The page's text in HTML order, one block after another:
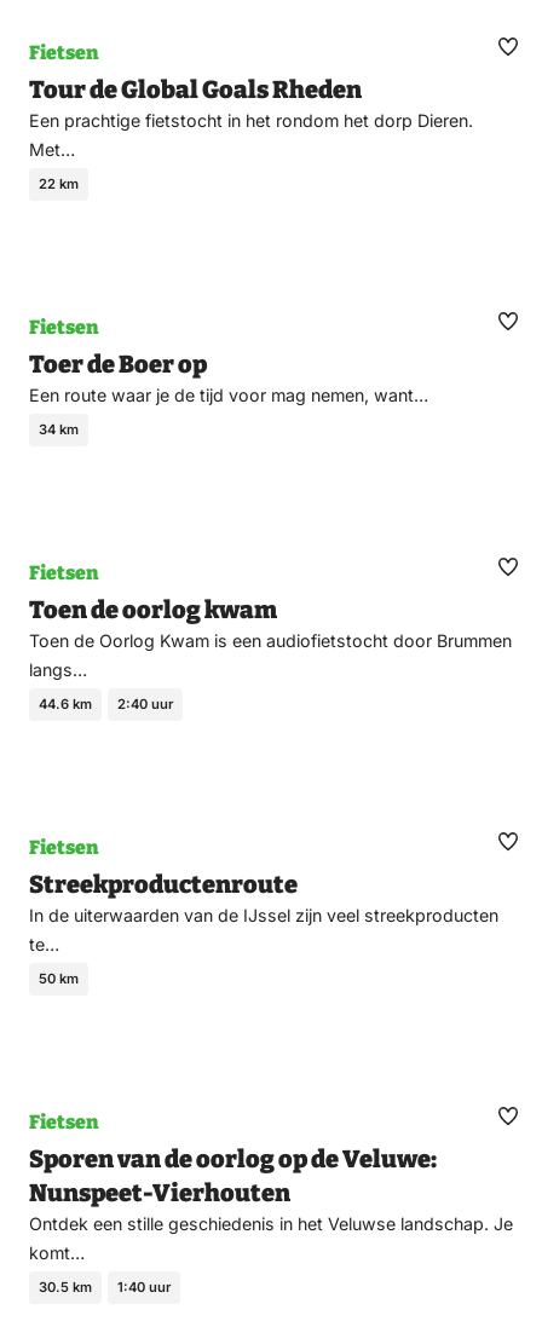
Fietsen
Tour de Global Goals Rheden
Een prachtige fietstocht in het rondom het dorp Dieren.
Met…
22 km
Fietsen
Toer de Boer op
Een route waar je de tijd voor mag nemen, want…
34 km
Fietsen
Toen de oorlog kwam
Toen de Oorlog Kwam is een audiofietstocht door Brummen
langs…
44.6 km 2:40 uur
Fietsen
Streekproductenroute
In de uiterwaarden van de IJssel zijn veel streekproducten
te…
50 km
Fietsen
Sporen van de oorlog op de Veluwe:
Nunspeet-Vierhouten
Ontdek een stille geschiedenis in het Veluwse landschap. Je
komt…
30.5 km 1:40 uur